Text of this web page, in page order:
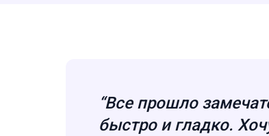
“Все прошло
быстро и гладко.